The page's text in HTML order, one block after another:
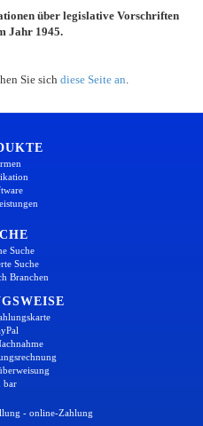
über legislative Vorschriften
Jahr 1945.
Sie sich diese Seite an
Suche
Suche
Branchen
bar
- online-Zahlung